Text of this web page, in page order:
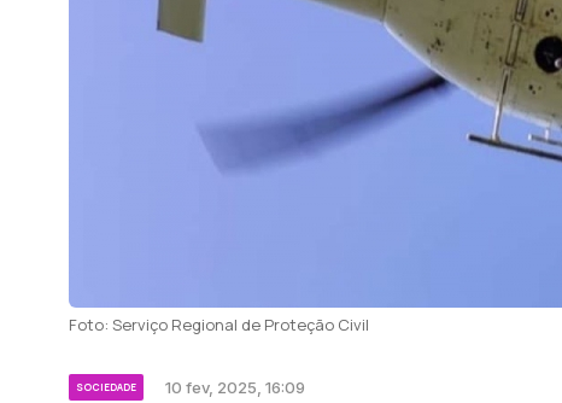
Foto: Serviço Regional de Proteção Civil
SOCIEDADE 10 fev, 2025, 16:09